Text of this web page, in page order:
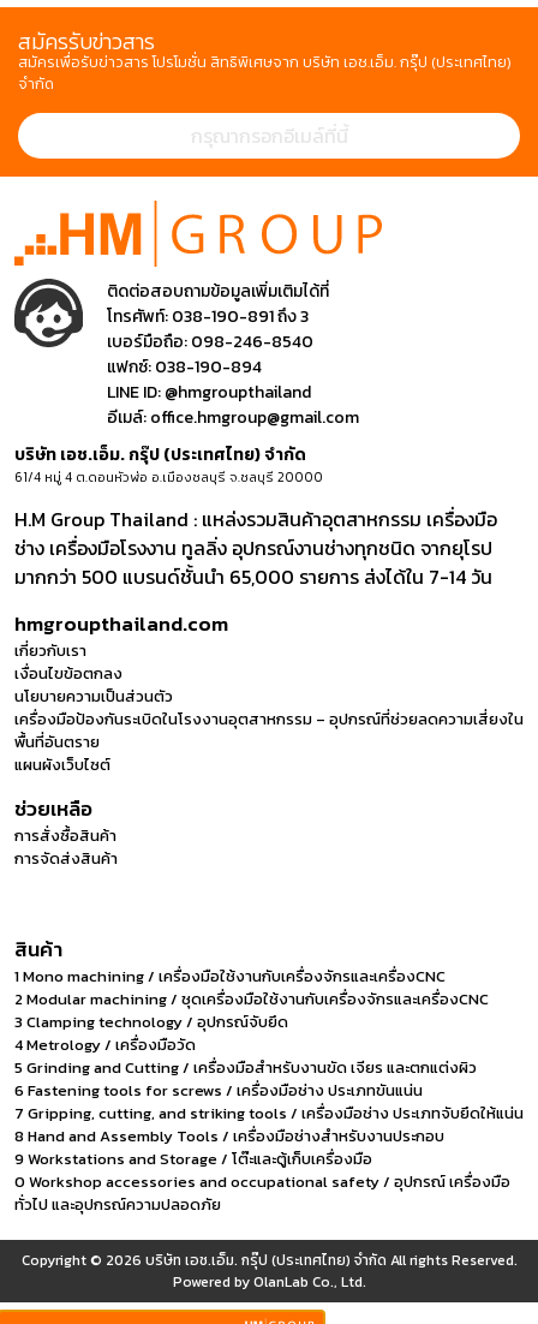
สมัครรับข่าวสาร
สมัครเพื่อรับข่าวสาร โปรโมชั่น สิทธิพิเศษจาก บริษัท เอช.เอ็ม. กรุ๊ป (ประเทศไทย)
จำกัด
ติดต่อสอบถามข้อมูลเพิ่มเติมได้ที่
โทรศัพท์:038-190-891 ถึง 3
เบอร์มือถือ:098-246-8540
แฟกซ์:038-190-894
LINE ID:@hmgroupthailand
อีเมล์:office.hmgroup@gmail.com
บริษัท เอช.เอ็ม. กรุ๊ป (ประเทศไทย) จำกัด
61/4 หมู่ 4 ต.ดอนหัวฬ่อ อ.เมืองชลบุรี จ.ชลบุรี 20000
H.M Group Thailand : แหล่งรวมสินค้าอุตสาหกรรม เครื่องมือ
ช่าง เครื่องมือโรงงาน ทูลลิ่ง อุปกรณ์งานช่างทุกชนิด จากยุโรป
มากกว่า 500 แบรนด์ชั้นนำ 65,000 รายการ ส่งได้ใน 7-14 วัน
hmgroupthailand.com
เกี่ยวกับเรา
เงื่อนไขข้อตกลง
นโยบายความเป็นส่วนตัว
เครื่องมือป้องกันระเบิดในโรงงานอุตสาหกรรม – อุปกรณ์ที่ช่วยลดความเสี่ยงใน
พื้นที่อันตราย
แผนผังเว็บไซต์
ช่วยเหลือ
การสั่งซื้อสินค้า
การจัดส่งสินค้า
สินค้า
1 Mono machining / เครื่องมือใช้งานกับเครื่องจักรและเครื่องCNC
2 Modular machining / ชุดเครื่องมือใช้งานกับเครื่องจักรและเครื่องCNC
3 Clamping technology / อุปกรณ์จับยึด
4 Metrology / เครื่องมือวัด
5 Grinding and Cutting / เครื่องมือสำหรับงานขัด เจียร และตกแต่งผิว
6 Fastening tools for screws / เครื่องมือช่าง ประเภทขันแน่น
7 Gripping, cutting, and striking tools / เครื่องมือช่าง ประเภทจับยึดให้แน่น
8 Hand and Assembly Tools / เครื่องมือช่างสำหรับงานประกอบ
9 Workstations and Storage / โต๊ะและตู้เก็บเครื่องมือ
0 Workshop accessories and occupational safety / อุปกรณ์ เครื่องมือ
ทั่วไป และอุปกรณ์ความปลอดภัย
Copyright © 2026 บริษัท เอช.เอ็ม. กรุ๊ป (ประเทศไทย) จำกัด All rights Reserved.
Powered byOlanLab Co., Ltd.